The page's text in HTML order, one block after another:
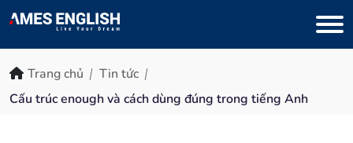
Trang chủ
Tin tức
Cấu trúc enough và cách dùng đúng trong tiếng Anh